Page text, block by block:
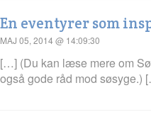
En eventyrer som
MAJ 05, 2014 @ 14:09:30
[…] (Du kan læse mere om
også gode råd mod søsyge.)